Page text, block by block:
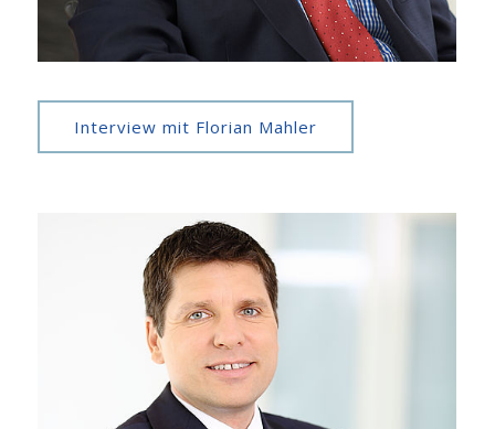
Interview mit Florian Mahler